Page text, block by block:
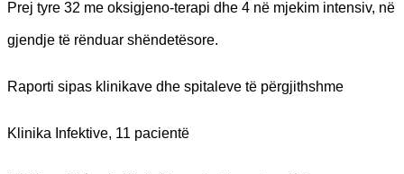
Prej tyre 32 me oksigjeno-terapi dhe 4 në mjekim intensiv, në
gjendje të rënduar shëndetësore.
Raporti sipas klinikave dhe spitaleve të përgjithshme
Klinika Infektive, 11 pacientë